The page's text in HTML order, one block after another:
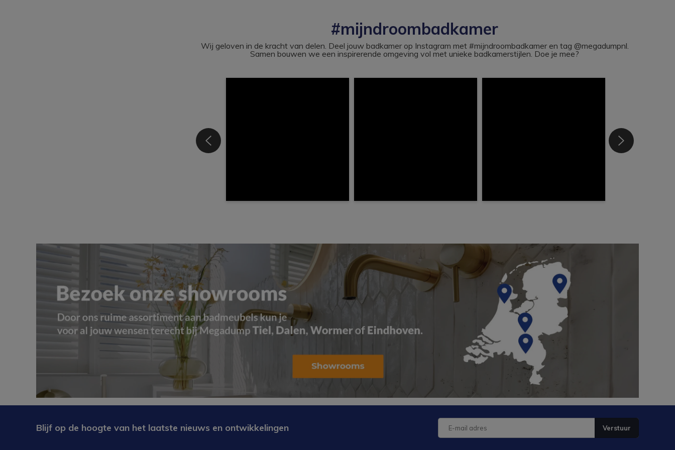
#mijndroombadkamer
Wij geloven in de kracht van delen. Deel jouw badkamer op Instagram met #mijndroombadkamer en tag @megadumpnl.
Samen bouwen we een inspirerende omgeving vol met unieke badkamerstijlen. Doe je mee?
Blijf op de hoogte van het laatste nieuws en ontwikkelingen Verstuur